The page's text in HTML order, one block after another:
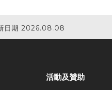
日期 2026.08.08
活動及贊助